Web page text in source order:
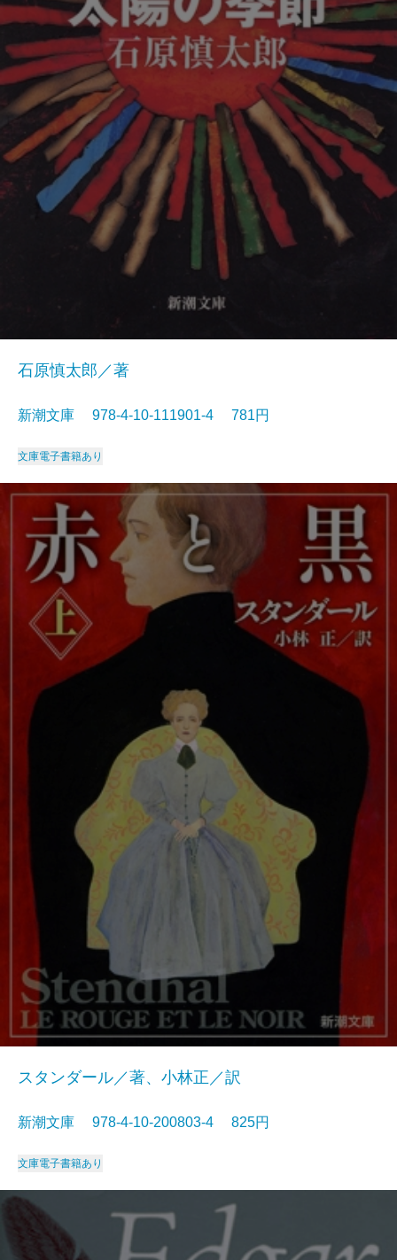
石原慎太郎／著
新潮文庫 978-4-10-111901-4 781円
文庫電子書籍あり
スタンダール／著、小林正／訳
新潮文庫 978-4-10-200803-4 825円
文庫電子書籍あり